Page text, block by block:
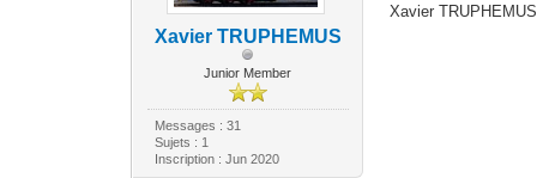
Xavier TRUPHEMUS
Junior Member
Messages : 31
Sujets : 1
Inscription : Jun 2020
Xavier TRUPHEMUS